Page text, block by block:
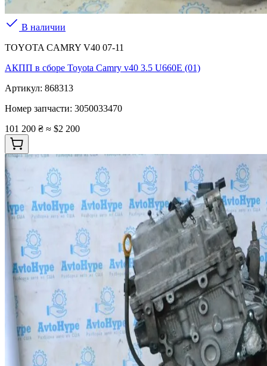
В наличии
TOYOTA CAMRY V40 07-11
АКПП в сборе Toyota Camry v40 3.5 U660E (01)
Артикул: 868313
Номер запчасти: 3050033470
101 200 ₴ ≈ $2 200